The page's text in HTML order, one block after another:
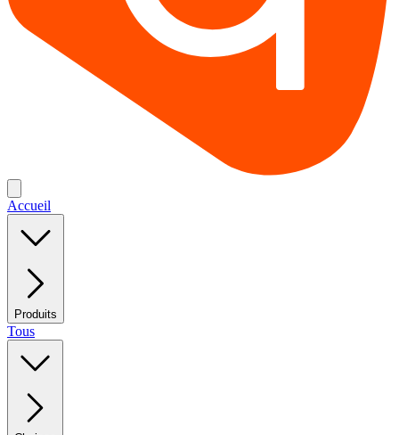
Accueil
Produits
Tous